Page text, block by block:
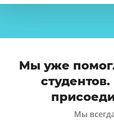
Мы уже
Мы